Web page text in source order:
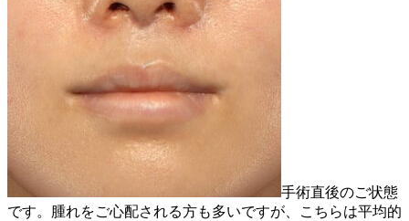
手術直後のご状態
です。腫れをご心配される方も多いですが、こちらは平均的